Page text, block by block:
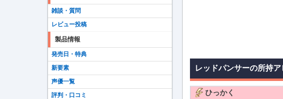
レッドパンサーの所持ア
ひっかく
雑談・質問
レビュー投稿
製品情報
発売日・特典
新要素
声優一覧
評判・口コミ